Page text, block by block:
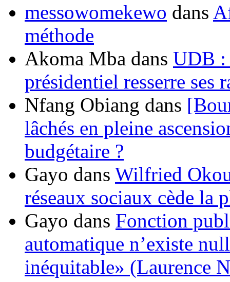
messowomekewo dans
méthode
Akoma Mba dans UDB :
présidentiel resserre ses
Nfang Obiang dans
lâchés en pleine
budgétaire ?
Gayo dans Wilfried
réseaux sociaux cède la
Gayo dans Fonction
automatique n’existe
inéquitable» (Laurence